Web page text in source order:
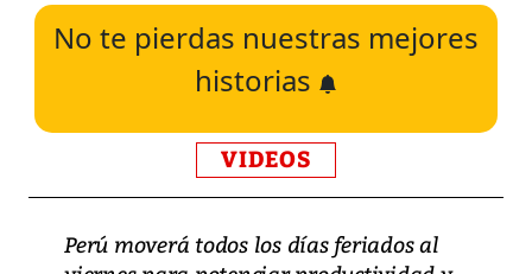
No te pierdas nuestras mejores
historias
VIDEOS
Perú moverá todos los días feriados al